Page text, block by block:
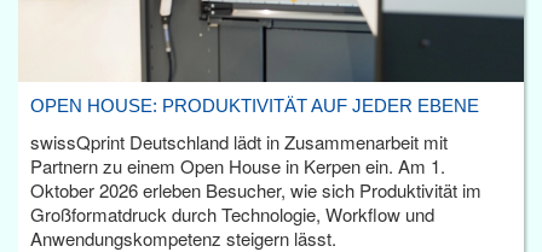
OPEN HOUSE: PRODUKTIVITÄT AUF JEDER EBENE
swissQprint Deutschland lädt in Zusammenarbeit mit
Partnern zu einem Open House in Kerpen ein. Am 1.
Oktober 2026 erleben Besucher, wie sich Produktivität im
Großformatdruck durch Technologie, Workflow und
Anwendungskompetenz steigern lässt.